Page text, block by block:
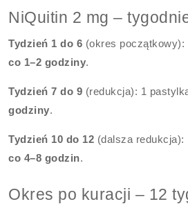
NiQuitin 2 mg –
Tydzień 1 do 6 (okres
co 1–2 godziny.
Tydzień 7 do 9 (redukcja): 1
godziny.
Tydzień 10 do 12 (dalsza
co 4–8 godzin.
Okres po kuracji – 12